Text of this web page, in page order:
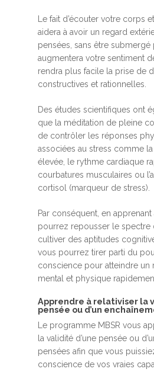
Le fait d’écouter votre corps
aidera à avoir un regard
pensées, sans être
augmentera votre sentiment
rendra plus facile la prise de
constructives et rationnelles.
Des études scientifiques ont
que la méditation de pleine
de contrôler les réponses
associées au stress comme
élevée, le rythme cardiaque
courbatures musculaires ou
cortisol (marqueur de stress).
Par conséquent, en
pourrez repousser le spectre
cultiver des aptitudes
vous pourrez tirer parti du
conscience pour atteindre un
mental et physique
Apprendre à relativiser la
pensée ou d’un
Le programme MBSR vous
la validité d’une pensée ou
pensées afin que vous
conscience de vos vraies